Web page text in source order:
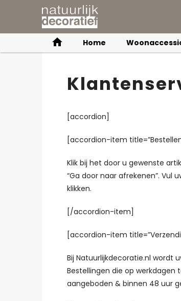
Home
[accordion]
[accordion-item
Klik bij het door u gewenste
“Ga door naar afrekenen”. Vul
klikken.
[/accordion-item]
[accordion-item
Bij Natuurlijkdecoratie.nl wordt
Bestellingen die op werkdagen
aangeboden & binnen 48 uur